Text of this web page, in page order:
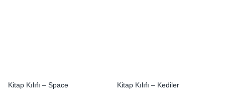
Kitap Kılıfı – Space Kitap Kılıfı – Kediler